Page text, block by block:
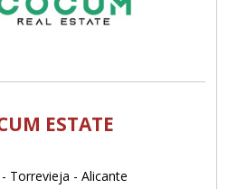
ESTATE
Torrevieja - Alicante